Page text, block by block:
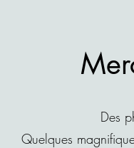
Des
Quelques